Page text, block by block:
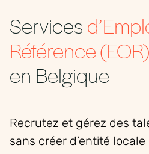
Services
Référence (EOR)
en Belgique
Recrutez et gérez des
sans créer d’entité locale